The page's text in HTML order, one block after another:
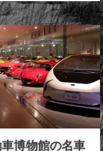
博物館の名車